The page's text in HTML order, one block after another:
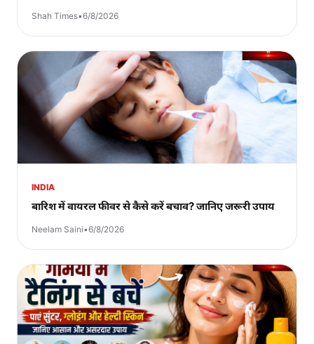
Shah Times•6/8/2026
INDIA
बारिश में वायरल फीवर से कैसे करें बचाव? जानिए जरूरी उपाय
Neelam Saini•6/8/2026